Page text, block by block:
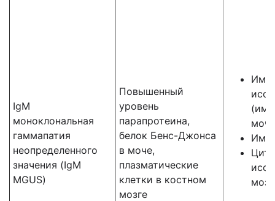
IgM
моноклональная
гаммапатия
неопределенного
значения (IgM
MGUS)
Повышенный
уровень
парапротеина,
белок Бенс-Джонса
в моче,
плазматические
клетки в костном
мозге